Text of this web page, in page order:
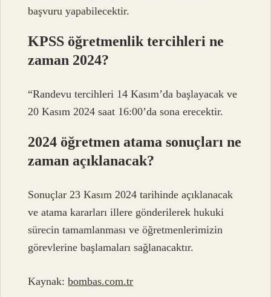
başvuru yapabilecektir.
KPSS öğretmenlik tercihleri ne
zaman 2024?
“Randevu tercihleri ​​14 Kasım’da başlayacak ve
20 Kasım 2024 saat 16:00’da sona erecektir.
2024 öğretmen atama sonuçları ne
zaman açıklanacak?
Sonuçlar 23 Kasım 2024 tarihinde açıklanacak
ve atama kararları illere gönderilerek hukuki
sürecin tamamlanması ve öğretmenlerimizin
görevlerine başlamaları sağlanacaktır.
Kaynak:bombas.com.tr